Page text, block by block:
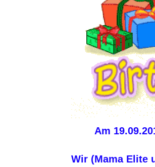
Am
Wir (Mama Elite